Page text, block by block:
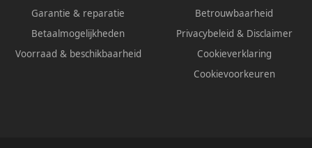
Garantie & reparatie
Betaalmogelijkheden
Voorraad & beschikbaarheid
Betrouwbaarheid
Privacybeleid & Disclaimer
Cookieverklaring
Cookievoorkeuren